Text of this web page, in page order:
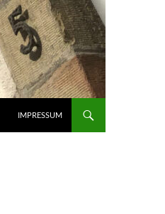
IMPRESSUM